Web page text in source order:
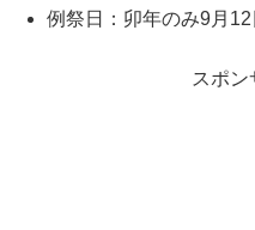
例祭日：卯年のみ9月
スポン